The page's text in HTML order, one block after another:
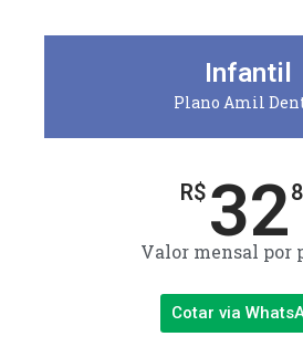
Infantil
Plano Amil
R$ 32
Valor mensal por
Cotar via